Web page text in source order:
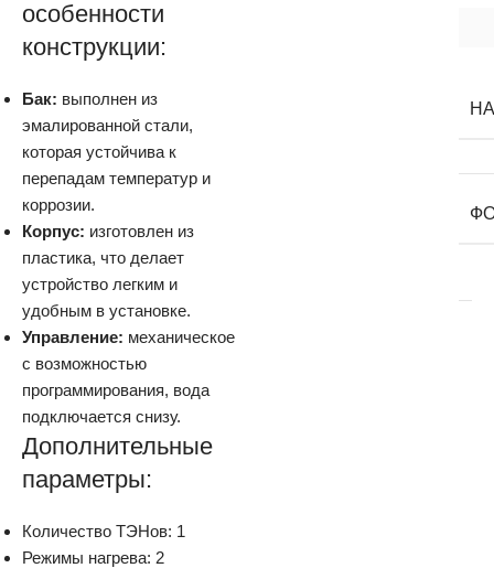
особенности
конструкции:
Бак: выполнен из
эмалированной стали,
которая устойчива к
перепадам температур и
коррозии.
Корпус: изготовлен из
пластика, что делает
устройство легким и
удобным в установке.
Управление: механическое
с возможностью
программирования, вода
подключается снизу.
Дополнительные
параметры:
Количество ТЭНов: 1
Режимы нагрева: 2